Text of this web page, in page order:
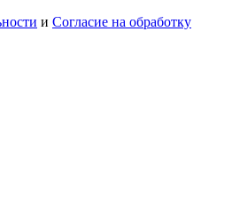
и Согласие на обработку